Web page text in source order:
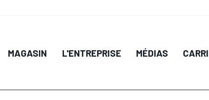
MAGASIN L'ENTREPRISE MÉDIAS